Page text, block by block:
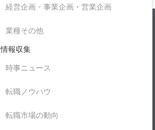
経営企画・事業企画・営業企画
業種その他
情報収集
時事ニュース
転職ノウハウ
転職市場の動向